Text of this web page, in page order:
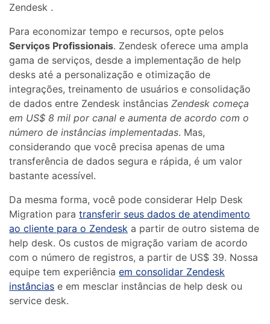
Zendesk .
Para economizar tempo e recursos, opte pelos
Serviços Profissionais. Zendesk oferece uma ampla
gama de serviços, desde a implementação de help
desks até a personalização e otimização de
integrações, treinamento de usuários e consolidação
de dados entre Zendesk instânciasZendesk começa
em US$ 8 mil por canal e aumenta de acordo com o
número de instâncias implementadas. Mas,
considerando que você precisa apenas de uma
transferência de dados segura e rápida, é um valor
bastante acessível.
Da mesma forma, você pode considerar Help Desk
Migration paratransferir seus dados de atendimento
ao cliente para o Zendesk a partir de outro sistema de
help desk. Os custos de migração variam de acordo
com o número de registros, a partir de US$ 39. Nossa
equipe tem experiênciaem consolidar Zendesk
instâncias e em mesclar instâncias de help desk ou
service desk.